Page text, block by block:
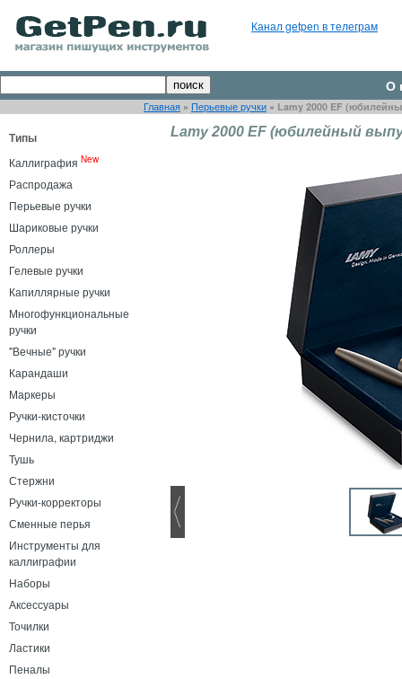
Канал getpen в телеграм
О
Главная » Перьевые ручки » Lamy 2000 EF
Типы
Каллиграфия New
Распродажа
Перьевые ручки
Шариковые ручки
Роллеры
Гелевые ручки
Капиллярные ручки
Многофункциональные
ручки
"Вечные" ручки
Карандаши
Маркеры
Ручки-кисточки
Чернила, картриджи
Тушь
Стержни
Ручки-корректоры
Сменные перья
Инструменты для
каллиграфии
Наборы
Аксессуары
Точилки
Ластики
Пеналы
Lamy 2000 EF (юбилейный